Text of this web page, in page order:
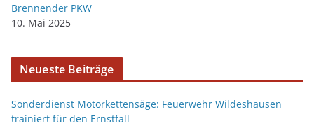
Brennender PKW
10. Mai 2025
Neueste Beiträge
Sonderdienst Motorkettensäge: Feuerwehr Wildeshausen
trainiert für den Ernstfall